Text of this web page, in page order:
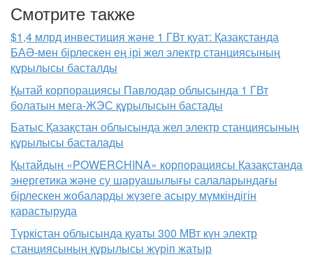
Смотрите также
$1,4 млрд инвестиция және 1 ГВт қуат: Қазақстанда
БАӘ-мен бірлескен ең ірі жел электр станциясының
құрылысы басталды
Қытай корпорациясы Павлодар облысында 1 ГВт
болатын мега-ЖЭС құрылысын бастады
Батыс Қазақстан облысында жел электр станциясының
құрылысы басталады
Қытайдың «POWERCHINA» корпорациясы Қазақстанда
энергетика және су шаруашылығы салаларындағы
бірлескен жобаларды жүзеге асыру мүмкіндігін
қарастыруда
Түркістан облысында қуаты 300 МВт күн электр
станциясының құрылысы жүріп жатыр